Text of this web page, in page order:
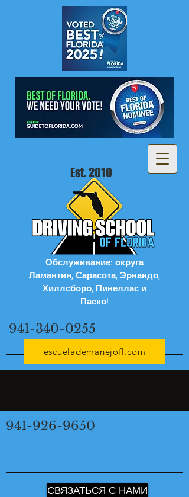
Обслуживание: округа
Ламантин, Сарасота, Эрнандо,
Хиллсборо, Пинеллас и
Паско!
941-340-0255
Est. 2010
escuelademanejofl.com
941-926-9650
СВЯЗАТЬСЯ С НАМИ